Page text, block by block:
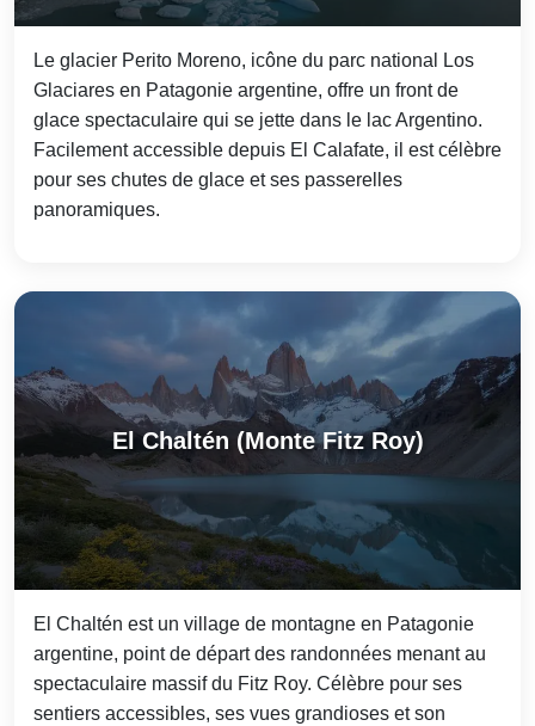
Le glacier Perito Moreno, icône du parc national Los
Glaciares en Patagonie argentine, offre un front de
glace spectaculaire qui se jette dans le lac Argentino.
Facilement accessible depuis El Calafate, il est célèbre
pour ses chutes de glace et ses passerelles
panoramiques.
El Chaltén (Monte Fitz Roy)
El Chaltén est un village de montagne en Patagonie
argentine, point de départ des randonnées menant au
spectaculaire massif du Fitz Roy. Célèbre pour ses
sentiers accessibles, ses vues grandioses et son